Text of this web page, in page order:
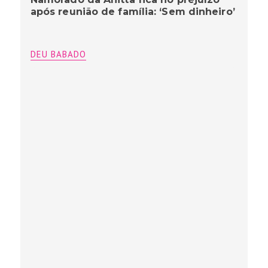
após reunião de família: ‘Sem dinheiro’
DEU BABADO